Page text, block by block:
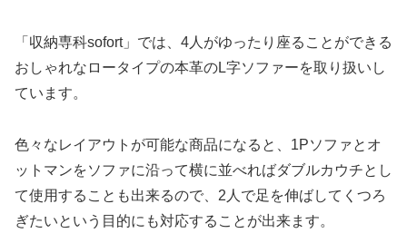
「収納専科sofort」では、4人がゆったり座ることができる
おしゃれなロータイプの本革のL字ソファーを取り扱いし
ています。
色々なレイアウトが可能な商品になると、1Pソファとオ
ットマンをソファに沿って横に並べればダブルカウチとし
て使用することも出来るので、2人で足を伸ばしてくつろ
ぎたいという目的にも対応することが出来ます。